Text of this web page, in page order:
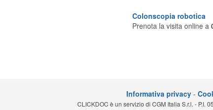
Colonscopia robotica
Prenota la visita online a
Informativa privacy -
CLICKDOC è un servizio di CGM Italia S.r.l. - P.I.